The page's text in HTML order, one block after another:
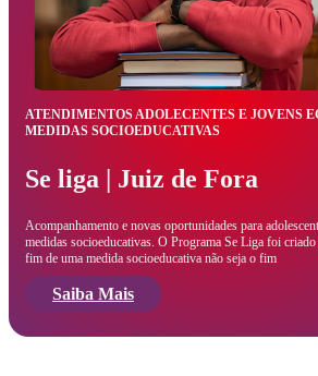
ATENDIMENTOS ADOLECENTES E JOVENS
MEDIDAS SOCIOEDUCATIVAS
Se liga | Juiz de Fora
Acompanhamento e novas oportunidades para
medidas socioeducativas. O Programa Se Liga foi
fim de uma medida socioeducativa não seja o fim
Saiba Mais